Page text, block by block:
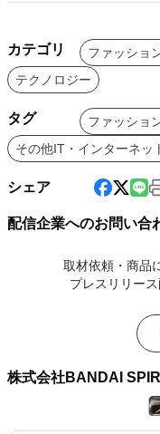
カテゴリ ファッショ
テクノロジー
タグ ファッショ
その他IT・インターネッ
シェア
配信企業へのお問い合
取材依頼・商品
プレスリリー
株式会社BANDAI